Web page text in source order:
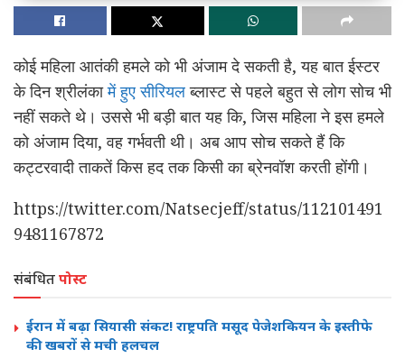
कोई महिला आतंकी हमले को भी अंजाम दे सकती है, यह बात ईस्टर
के दिन श्रीलंकामें हुए सीरियलब्लास्ट से पहले बहुत से लोग सोच भी
नहीं सकते थे। उससे भी बड़ी बात यह कि, जिस महिला ने इस हमले
को अंजाम दिया, वह गर्भवती थी। अब आप सोच सकते हैं कि
कट्टरवादी ताकतें किस हद तक किसी का ब्रेनवॉश करती होंगी।
https://twitter.com/Natsecjeff/status/112101491
9481167872
संबंधितपोस्ट
ईरान में बढ़ा सियासी संकट! राष्ट्रपति मसूद पेजेशकियन के इस्तीफे
की खबरों से मची हलचल